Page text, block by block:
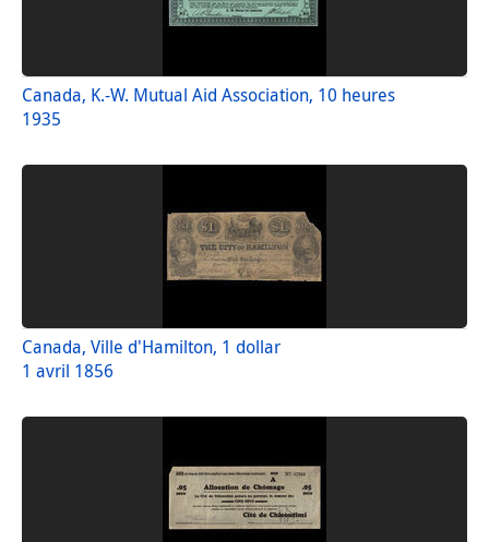
Canada, K.-W. Mutual Aid Association, 10 heures
1935
Canada, Ville d'Hamilton, 1 dollar
1 avril 1856